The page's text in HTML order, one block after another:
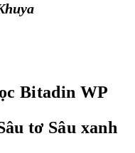
Bitadin WP
tơ Sâu xanh